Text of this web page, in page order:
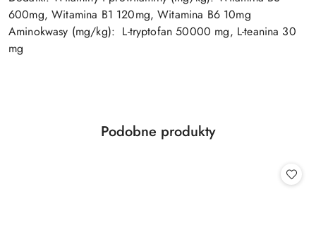
600mg, Witamina B1 120mg, Witamina B6 10mg
Aminokwasy (mg/kg): L-tryptofan 50000 mg, L-teanina 30
mg
Pomiń karuzelę produktów
Produkty
Podobne produkty